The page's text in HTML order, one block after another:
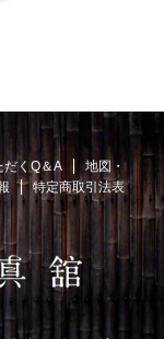
だくQ＆A
地図・
特定商取引法表